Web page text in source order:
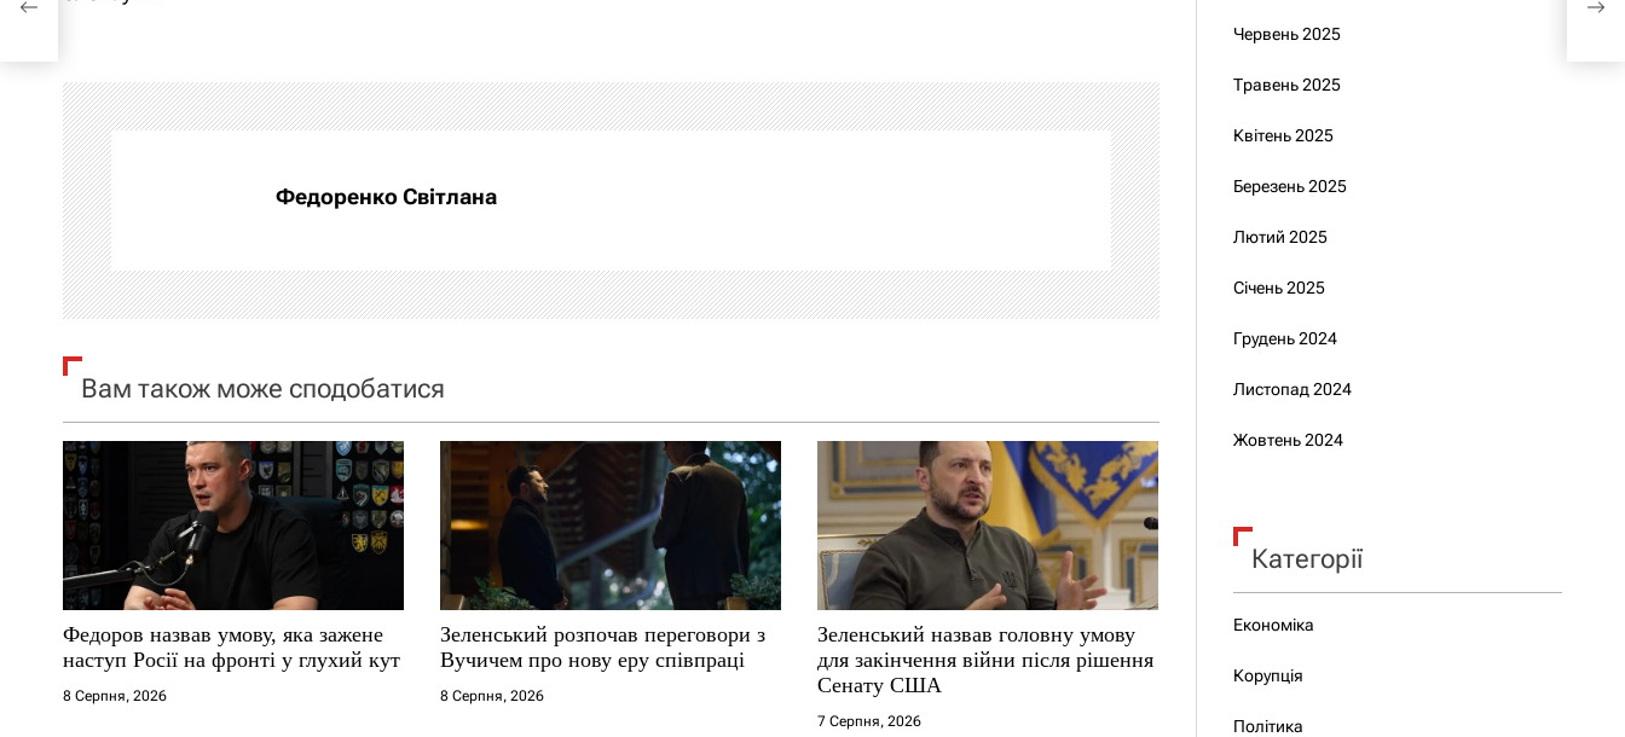
і
г
а
ц
і
я
а
п
с
і
в
Федоренко Світлана
Вам також може сподобатися
Федоров назвав умову, яка зажене
наступ Росії на фронті у глухий кут
8 Серпня, 2026
Зеленський розпочав переговори з
Вучичем про нову еру співпраці
8 Серпня, 2026
Зеленський назвав головну умову
для закінчення війни після рішення
Сенату США
7 Серпня, 2026
Червень 2025
Травень 2025
Квітень 2025
Березень 2025
Лютий 2025
Січень 2025
Грудень 2024
Листопад 2024
Жовтень 2024
Категорії
Економіка
Корупція
Політика